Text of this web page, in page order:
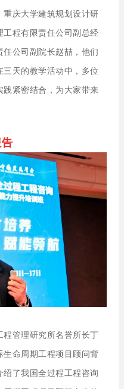
重庆大学建筑规划设计研
工程有限责任公司副总经
公司副院长赵喆，他们
天的教学活动中，多位
紧密结合，为大家带来
管理研究所名誉所长丁
命周期工程项目顾问背
了我国全过程工程咨询